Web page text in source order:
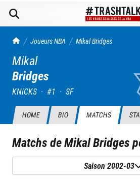
TrashTalk Actu NBA
Joueurs NBA MikalBridges
Mikal
Bridges
KNICKS · #1 · SF
HOME BIO MATCHS
Matchs deMikal Bridges
Saison 2002-03